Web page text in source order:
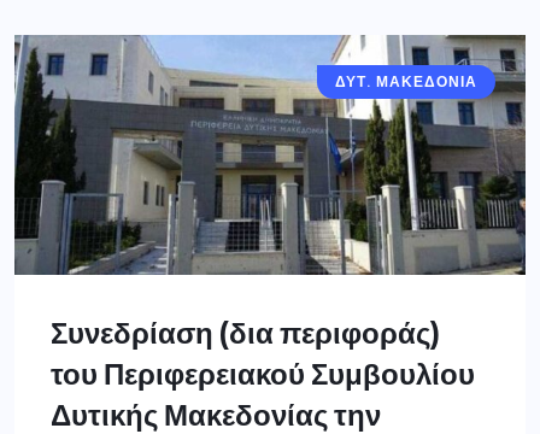
ΔΥΤ. ΜΑΚΕΔΟΝΙΑ
Συνεδρίαση (δια περιφοράς)
του Περιφερειακού Συμβουλίου
Δυτικής Μακεδονίας την